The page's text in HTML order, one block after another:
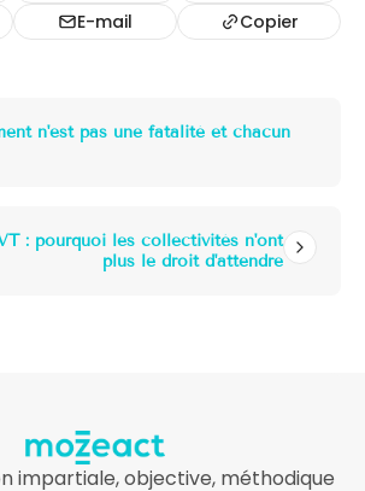
E-mail Copier
n'est pas une fatalité et chacun
: pourquoi les collectivités n'ont
plus le droit d'attendre
impartiale, objective, méthodique